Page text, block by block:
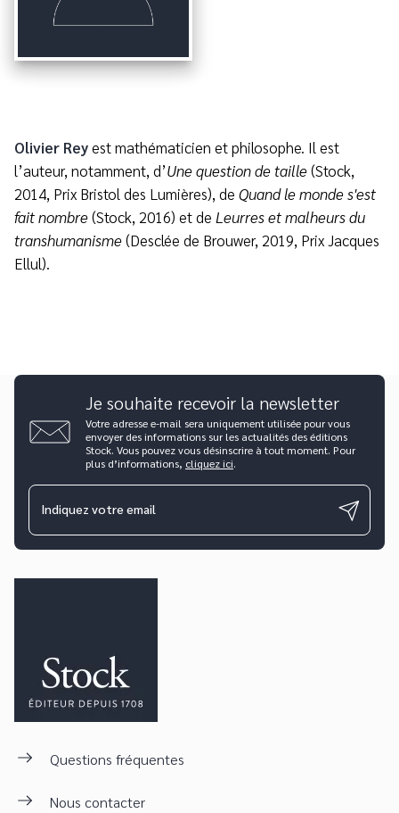
Olivier Reyest mathématicien et philosophe. Il est
l’auteur, notamment, d’Une question de taille(Stock,
2014, Prix Bristol des Lumières), de Quand le monde s'est
fait nombre(Stock, 2016) et de Leurres et malheurs du
transhumanisme(Desclée de Brouwer, 2019, Prix Jacques
Ellul).
Je souhaite recevoir la newsletter
Votre adresse e-mail sera uniquement utilisée pour vous
envoyer des informations sur les actualités des éditions
Stock. Vous pouvez vous désinscrire à tout moment. Pour
plus d’informations, cliquez ici.
Indiquez votre email
Questions fréquentes
Nous contacter